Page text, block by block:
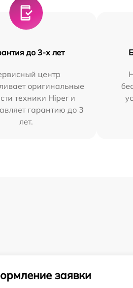
до 3-х лет
центр
оригинальные
техники Hiper и
гарантию до 3
лет.
заявки